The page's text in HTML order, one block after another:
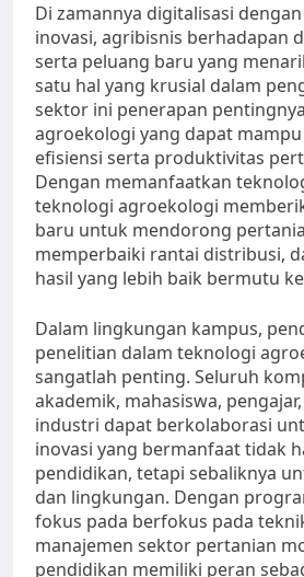
Di zamannya digitalisasi
inovasi, agribisnis berhadapan
serta peluang baru yang
satu hal yang krusial dalam
sektor ini penerapan
agroekologi yang dapat
efisiensi serta produktivitas
Dengan memanfaatkan
teknologi agroekologi
baru untuk mendorong
memperbaiki rantai distribusi,
hasil yang lebih baik bermutu
Dalam lingkungan kampus,
penelitian dalam teknologi
sangatlah penting. Seluruh
akademik, mahasiswa,
industri dapat berkolaborasi
inovasi yang bermanfaat tidak
pendidikan, tetapi sebaliknya
dan lingkungan. Dengan
fokus pada berfokus pada
manajemen sektor pertanian
pendidikan memiliki peran